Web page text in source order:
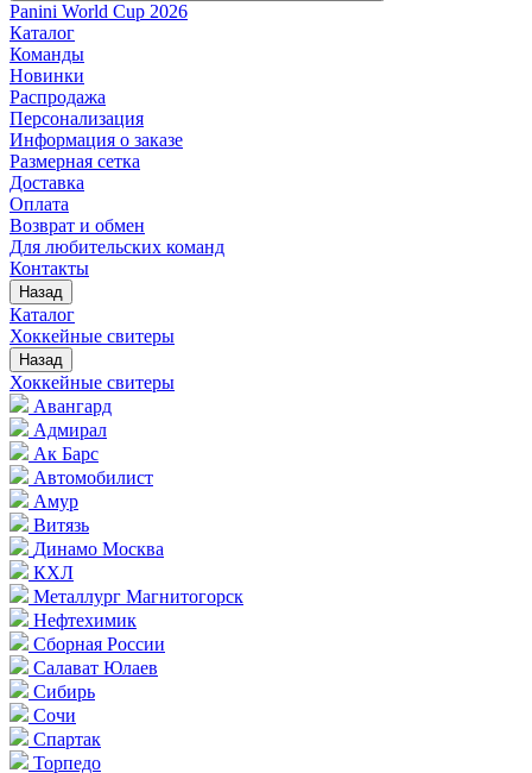
Panini World Cup 2026
Каталог
Команды
Новинки
Распродажа
Персонализация
Информация о заказе
Размерная сетка
Доставка
Оплата
Возврат и обмен
Для любительских команд
Контакты
Назад
Каталог
Хоккейные свитеры
Назад
Хоккейные свитеры
Авангард
Адмирал
Ак Барс
Автомобилист
Амур
Витязь
Динамо Москва
КХЛ
Металлург Магнитогорск
Нефтехимик
Сборная России
Салават Юлаев
Сибирь
Сочи
Спартак
Торпедо